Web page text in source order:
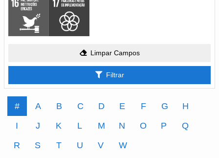
Limpar Campos
Filtrar
# A B C D E F G
H
I
J K L M N O P
Q
R
S T U V W